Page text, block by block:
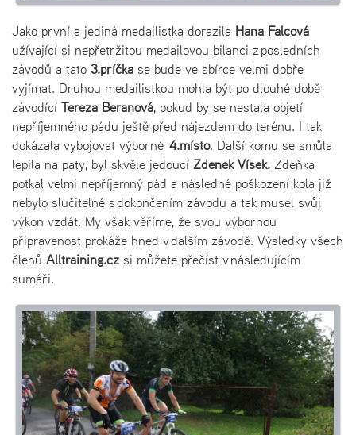
Jako první a jediná medailistka dorazila Hana Falcová
užívající si nepřetržitou medailovou bilanci z posledních
závodů a tato 3.příčka se bude ve sbírce velmi dobře
vyjímat. Druhou medailistkou mohla být po dlouhé době
závodící Tereza Beranová, pokud by se nestala objetí
nepříjemného pádu ještě před nájezdem do terénu. I tak
dokázala vybojovat výborné 4.místo. Další komu se smůla
lepila na paty, byl skvěle jedoucí Zdeněk Víšek. Zdeňka
potkal velmi nepříjemný pád a následné poškození kola již
nebylo slučitelné s dokončením závodu a tak musel svůj
výkon vzdát. My však věříme, že svou výbornou
připravenost prokáže hned v dalším závodě. Výsledky všech
členů Alltraining.cz si můžete přečíst v následujícím
sumáři.